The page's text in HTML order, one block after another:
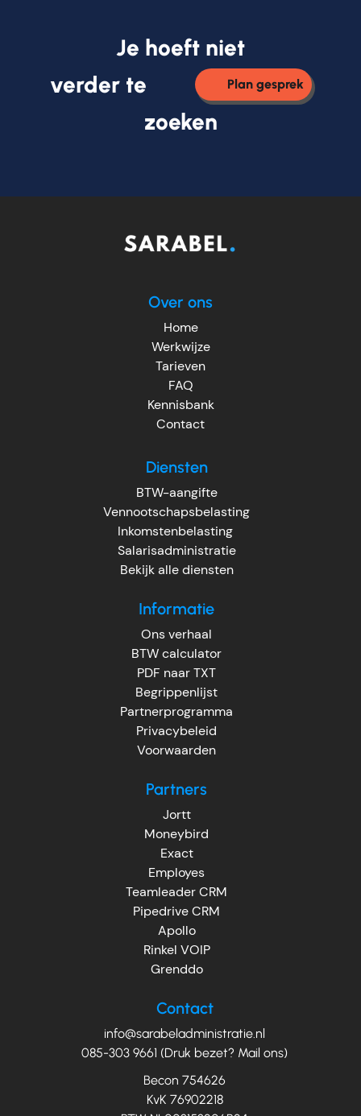
Je hoeft niet
verder te
Plan gesprek
zoeken
Over ons
Home
Werkwijze
Tarieven
FAQ
Kennisbank
Contact
Diensten
BTW-aangifte
Vennootschapsbelasting
Inkomstenbelasting
Salarisadministratie
Bekijk alle diensten
Informatie
Ons verhaal
BTW calculator
PDF naar TXT
Begrippenlijst
Partnerprogramma
Privacybeleid
Voorwaarden
Partners
Jortt
Moneybird
Exact
Employes
Teamleader CRM
Pipedrive CRM
Apollo
Rinkel VOIP
Grenddo
Contact
info@sarabeladministratie.nl
085-303 9661 (Druk bezet? Mail ons)
Becon 754626
KvK 76902218